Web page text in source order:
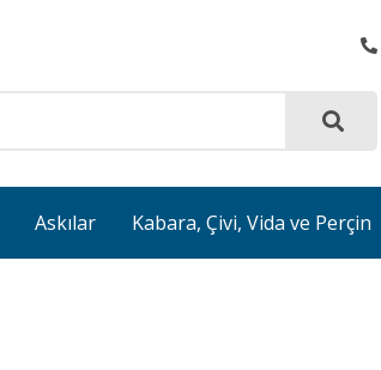
Askılar Kabara, Çivi, Vida ve Perçin